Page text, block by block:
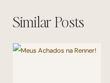
Similar Posts